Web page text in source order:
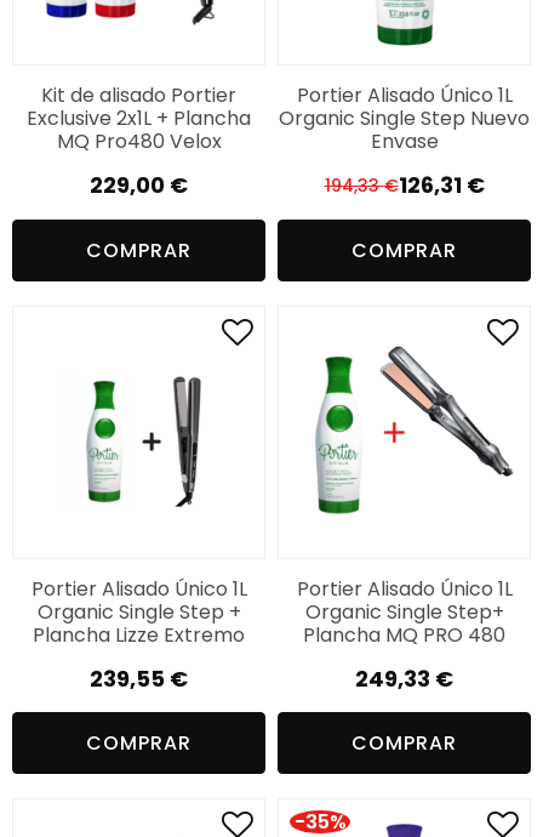
Kit de alisado Portier
Exclusive 2x1L + Plancha
MQ Pro480 Velox
229,00 €
COMPRAR
Portier Alisado Único 1L
Organic Single Step Nuevo
Envase
194,33€El
precio
original
era:
194,33 €.
126,31 €
El
precio
actual
es:
COMPRAR
Portier Alisado Único 1L
Organic Single Step +
Plancha Lizze Extremo
239,55 €
COMPRAR
Portier Alisado Único 1L
Organic Single Step+
Plancha MQ PRO 480
249,33 €
COMPRAR
-35%